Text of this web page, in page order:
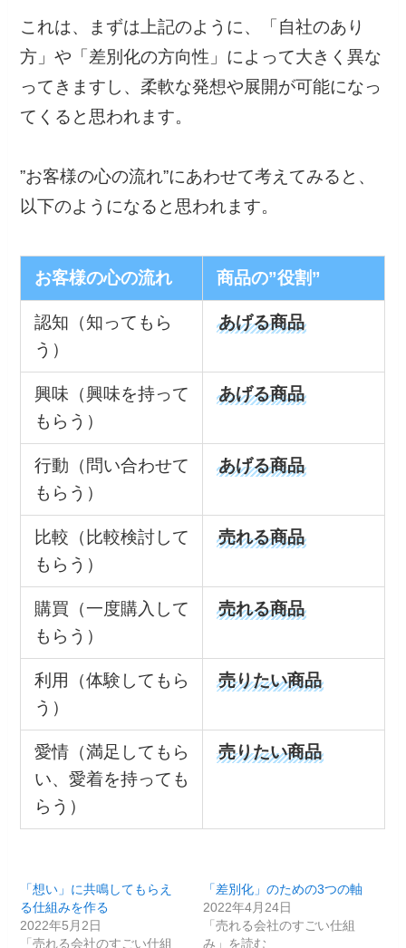
これは、まずは上記のように、「自社のあり
方」や「差別化の方向性」によって大きく異な
ってきますし、柔軟な発想や展開が可能になっ
てくると思われます。
”お客様の心の流れ”にあわせて考えてみると、
以下のようになると思われます。
お客様の心の流れ 商品の”役割”
認知（知ってもら
う）
あげる商品
興味（興味を持って
もらう）
あげる商品
行動（問い合わせて
もらう）
あげる商品
比較（比較検討して
もらう）
売れる商品
購買（一度購入して
もらう）
売れる商品
利用（体験してもら
う）
売りたい商品
愛情（満足してもら
い、愛着を持っても
らう）
売りたい商品
「想い」に共鳴してもらえ
る仕組みを作る
2022年5月2日
「売れる会社のすごい仕組
「差別化」のための3つの軸
2022年4月24日
「売れる会社のすごい仕組
み」を読む